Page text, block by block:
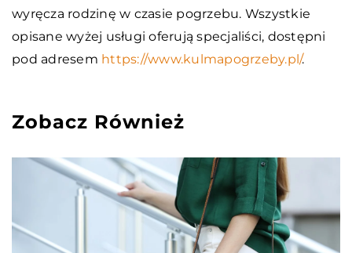
wyręcza rodzinę w czasie pogrzebu. Wszystkie
opisane wyżej usługi oferują specjaliści, dostępni
pod adresem https://www.kulmapogrzeby.pl/.
Zobacz Również